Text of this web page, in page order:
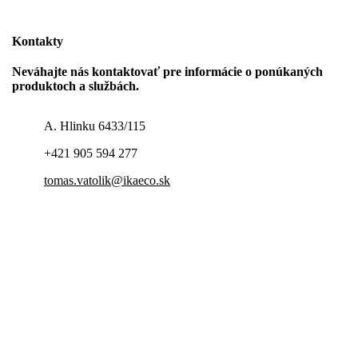
Kontakty
Neváhajte nás kontaktovať pre informácie o ponúkaných
produktoch a službách.
A. Hlinku 6433/115
+421 905 594 277
tomas.vatolik@ikaeco.sk